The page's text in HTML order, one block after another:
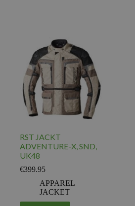
RST JACKT
ADVENTURE-X, SND,
UK48
€399.95
APPAREL
JACKET